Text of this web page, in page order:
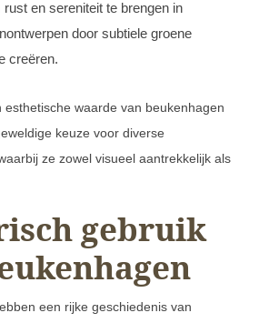
en sereniteit te brengen in
door subtiele groene
creëren.
esthetische waarde van beukenhagen
keuze voor diverse
ze zowel visueel aantrekkelijk als
gebruik
een rijke geschiedenis van